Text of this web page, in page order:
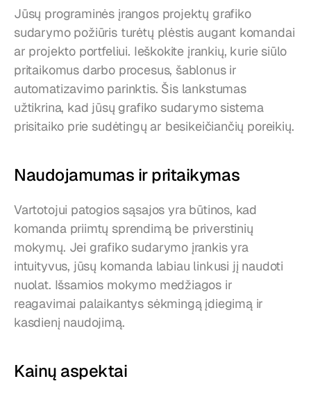
Jūsų programinės įrangos projektų grafiko
sudarymo požiūris turėtų plėstis augant komandai
ar projekto portfeliui. Ieškokite įrankių, kurie siūlo
pritaikomus darbo procesus, šablonus ir
automatizavimo parinktis. Šis lankstumas
užtikrina, kad jūsų grafiko sudarymo sistema
prisitaiko prie sudėtingų ar besikeičiančių poreikių.
Naudojamumas ir pritaikymas
Vartotojui patogios sąsajos yra būtinos, kad
komanda priimtų sprendimą be priverstinių
mokymų. Jei grafiko sudarymo įrankis yra
intuityvus, jūsų komanda labiau linkusi jį naudoti
nuolat. Išsamios mokymo medžiagos ir
reagavimai palaikantys sėkmingą įdiegimą ir
kasdienį naudojimą.
Kainų aspektai